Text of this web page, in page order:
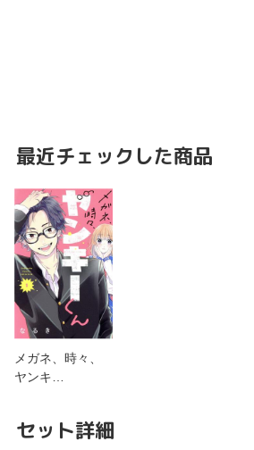
最近チェックした商品
メガネ、時々、
ヤンキ…
セット詳細